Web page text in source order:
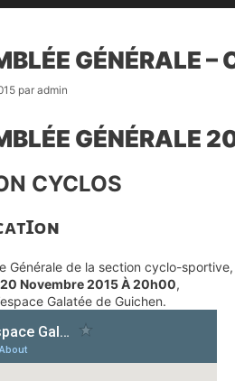
GÉNÉRALE –
par admin
GÉNÉRALE
CYCLOS
Générale de la section cyclo-sportive,
Novembre 2015 À 20h00,
Galatée de Guichen.